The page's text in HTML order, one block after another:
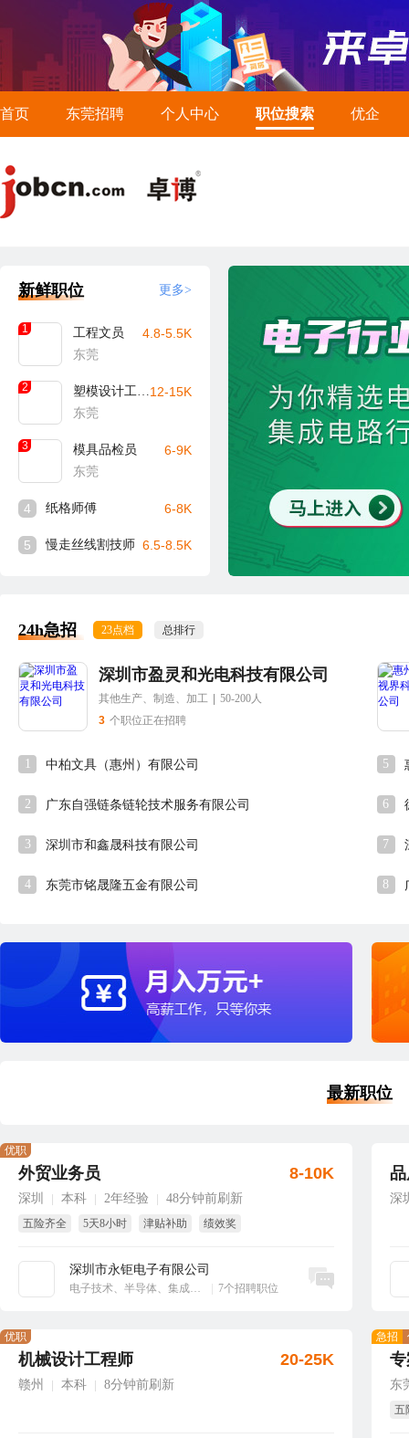
首页 东莞招聘 个人中心 职位搜索 优企
新鲜职位 更多>
1
工程文员
东莞
4.8-5.5K
2
塑模设计工程师
东莞
12-15K
3
模具品检员
东莞
6-9K
4 纸格师傅 6-8K
5 慢走丝线割技师 6.5-8.5K
24h急招 23点档 总排行
深圳市盈灵和光电科技有限公司
其他生产、制造、加工
50-200人
3 个职位正在招聘
1 中柏文具（惠州）有限公司
2 广东自强链条链轮技术服务有限公司
3 深圳市和鑫晟科技有限公司
4 东莞市铭晟隆五金有限公司
5
6
7
8
最新职位
外贸业务员
深圳 本科 2年经验 48分钟前刷新
五险齐全 5天8小时 津贴补助
绩效奖
深圳市永钜电子有限公司
电子技术、半导体、集成电路 7个招聘职位
优职
8-10K
立即沟通
深
机械设计工程师
赣州 本科 8分钟前刷新
优职
20-25K
东
五
急招